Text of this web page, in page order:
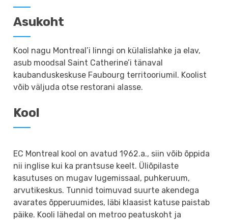
Asukoht
Kool nagu Montreal’i linngi on külalislahke ja elav,
asub moodsal Saint Catherine’i tänaval
kaubanduskeskuse Faubourg territooriumil. Koolist
võib väljuda otse restorani alasse.
Kool
EC Montreal kool on avatud 1962.a., siin võib õppida
nii inglise kui ka prantsuse keelt. Üliõpilaste
kasutuses on mugav lugemissaal, puhkeruum,
arvutikeskus. Tunnid toimuvad suurte akendega
avarates õpperuumides, läbi klaasist katuse paistab
päike. Kooli lähedal on metroo peatuskoht ja